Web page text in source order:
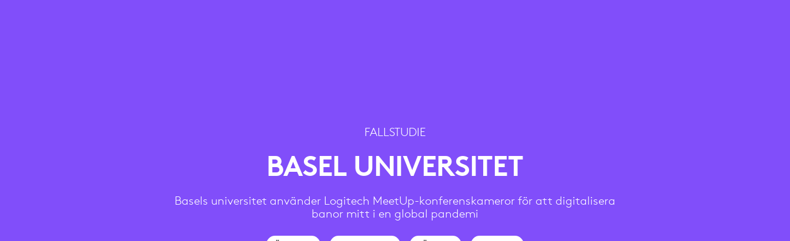
FALLSTUDIE
BASEL UNIVERSITET
Basels universitet använder Logitech MeetUp-konferenskameror för att digitalisera
banor mitt i en global pandemi